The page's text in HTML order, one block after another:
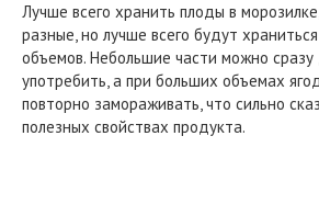
Лучше всего хранить плоды в
разные, но лучше всего будут
объемов. Небольшие части можно сразу
употребить, а при больших объемах
повторно замораживать, что сильно
полезных свойствах продукта.